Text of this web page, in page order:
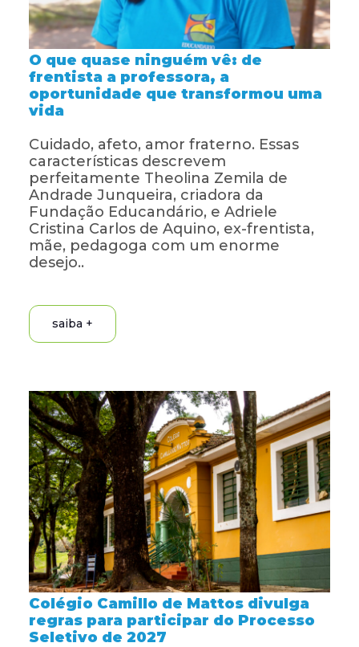
O que quase ninguém vê: de
frentista a professora, a
oportunidade que transformou uma
vida
Cuidado, afeto, amor fraterno. Essas
características descrevem
perfeitamente Theolina Zemila de
Andrade Junqueira, criadora da
Fundação Educandário, e Adriele
Cristina Carlos de Aquino, ex-frentista,
mãe, pedagoga com um enorme
desejo..
saiba +
Colégio Camillo de Mattos divulga
regras para participar do Processo
Seletivo de 2027